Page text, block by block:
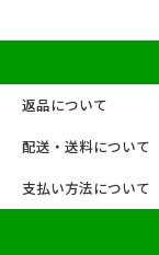
返品について
配送・送料について
支払い方法について